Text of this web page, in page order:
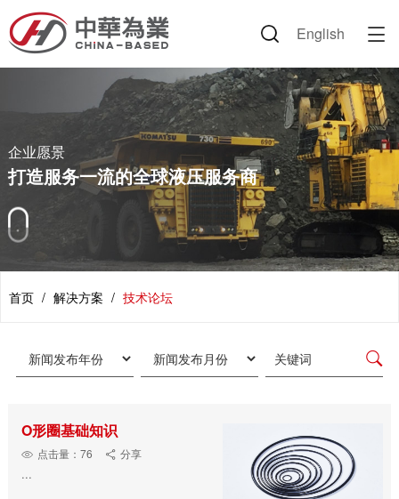

English
企业信息
企业文化
董事长致辞
专利证书
产品中心
胶管总成
接头套筒
丹佛斯产品
解决方案
路面机械
建设机械
交通运输
矿业设备
新闻资讯
行业动态
公司掠影
节日祝福
人力资源
岗位招聘
简历投递
联系我们
企业愿景
打造服务一流的全球液压服务商
首页 / 解决方案 / 技术论坛
O形圈基础知识
 点击量：76  分享
...